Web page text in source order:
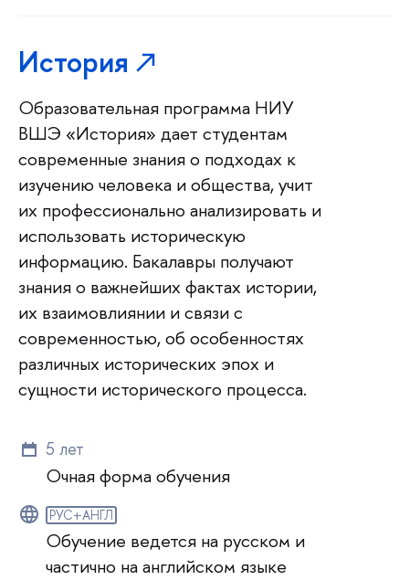
История
Образовательная программа НИУ
ВШЭ «История» дает студентам
современные знания о подходах к
изучению человека и общества, учит
их профессионально анализировать и
использовать историческую
информацию. Бакалавры получают
знания о важнейших фактах истории,
их взаимовлиянии и связи с
современностью, об особенностях
различных исторических эпох и
сущности исторического процесса.
5 лет
Очная форма обучения
РУС+АНГЛ
Обучение ведется на русском и
частично на английском языке